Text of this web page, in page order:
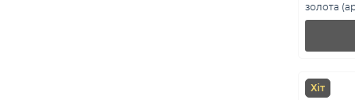
золота
Хіт